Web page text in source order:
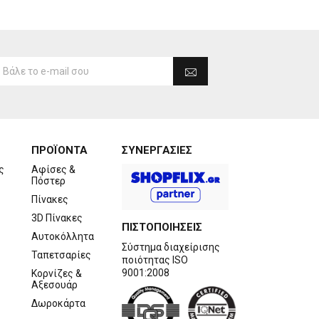
ΠΡΟΪΟΝΤΑ
Αφίσες &
Πόστερ
Πίνακες
3D Πίνακες
Αυτοκόλλητα
Ταπετσαρίες
Κορνίζες &
Αξεσουάρ
Δωροκάρτα
ΣΥΝΕΡΓΑΣΙΕΣ
ΠΙΣΤΟΠΟΙΗΣΕΙΣ
Σύστημα διαχείρισης
ποιότητας ISO
9001:2008